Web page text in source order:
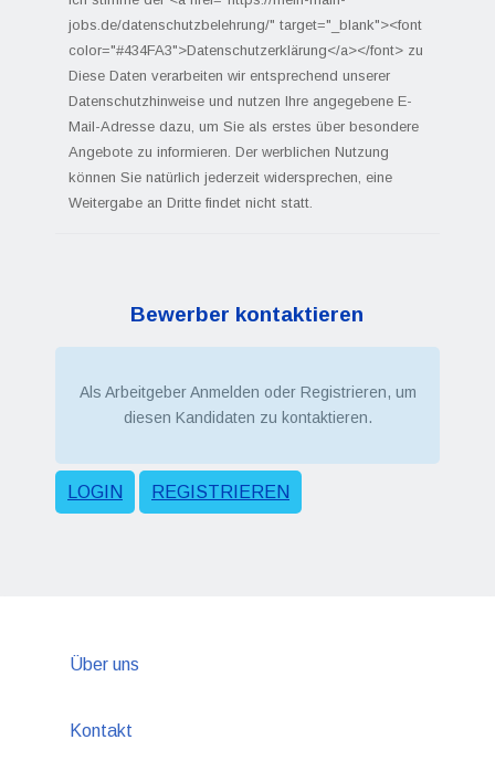
jobs.de/datenschutzbelehrung/" target="_blank"><font
color="#434FA3">Datenschutzerklärung</a></font> zu
Diese Daten verarbeiten wir entsprechend unserer
Datenschutzhinweise und nutzen Ihre angegebene E-
Mail-Adresse dazu, um Sie als erstes über besondere
Angebote zu informieren. Der werblichen Nutzung
können Sie natürlich jederzeit widersprechen, eine
Weitergabe an Dritte findet nicht statt.
Bewerber kontaktieren
Als Arbeitgeber Anmelden oder Registrieren, um
diesen Kandidaten zu kontaktieren.
LOGIN REGISTRIEREN
Über uns
Kontakt